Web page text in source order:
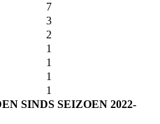
7
3
2
1
1
1
1
SINDS SEIZOEN 2022-